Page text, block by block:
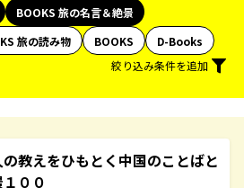
BOOKS 旅の名言＆絶景
旅の読み物 BOOKS
D-Books
絞り込み条件を追加
教えをひもとく中国のことばと
００